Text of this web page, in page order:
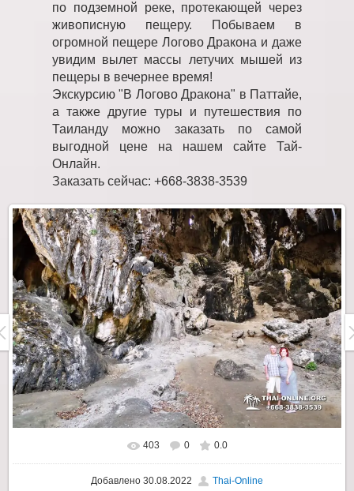
по подземной реке, протекающей через
живописную пещеру. Побываем в
огромной пещере Логово Дракона и даже
увидим вылет массы летучих мышей из
пещеры в вечернее время!
Экскурсию "В Логово Дракона" в Паттайе,
а также другие туры и путешествия по
Таиланду можно заказать по самой
выгодной цене на нашем сайте Тай-
Онлайн.
Заказать сейчас: +668-3838-3539
403 0 0.0
Добавлено 30.08.2022 Thai-Online